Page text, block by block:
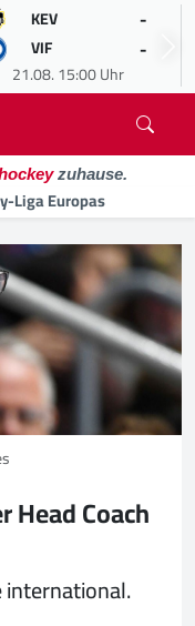
KEV -
VIF -
21.08. 15:00 Uhr
zuhause.
Liga Europas
Head Coach
international.